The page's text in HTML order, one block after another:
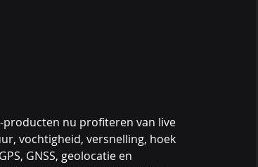
nu profiteren van live
vochtigheid, versnelling, hoek
GNSS, geolocatie en